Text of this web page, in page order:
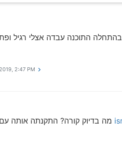
בהתחלה התוכנה עבדה אצלי רגיל
2:47 PM
מה בדיוק קורה? התקנתה אותה עם